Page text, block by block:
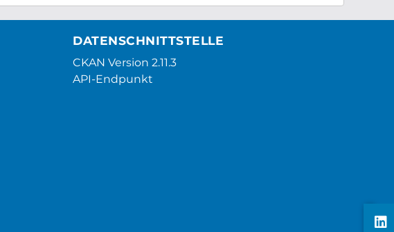
DATENSCHNITTSTELLE
CKAN Version 2.11.3
API-Endpunkt